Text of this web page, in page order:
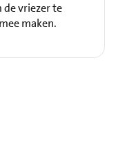
de vriezer te
maken.